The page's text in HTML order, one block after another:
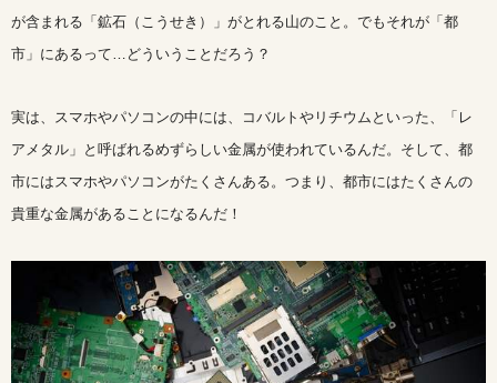
が含まれる「鉱石（こうせき）」がとれる山のこと。でもそれが「都
市」にあるって…どういうことだろう？
実は、スマホやパソコンの中には、コバルトやリチウムといった、「レ
アメタル」と呼ばれるめずらしい金属が使われているんだ。そして、都
市にはスマホやパソコンがたくさんある。つまり、都市にはたくさんの
貴重な金属があることになるんだ！